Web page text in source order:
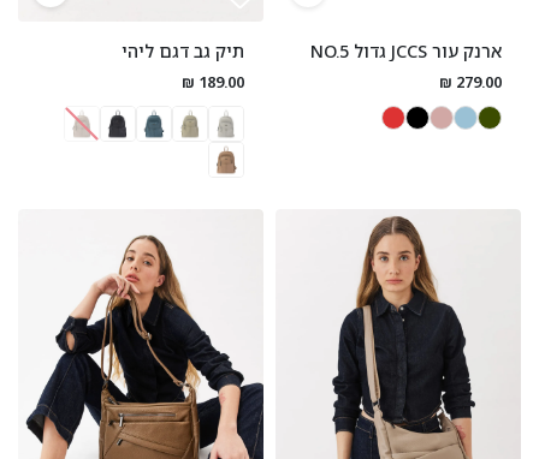
ארנק עור JCCS גדול NO.5
279.00 ₪
תיק גב דגם ליהי
189.00 ₪